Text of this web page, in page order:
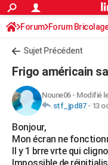
ACTUALITÉS
Politique
Société
Faits Divers
Education
Monde
Villes
+
FINANCE
Retraite
Impôts
Epargne
Immobilier
Risques naturels par ville
Banque
Assurance
Crédit
AUTO
Essais
Réserver un essai
Citadines
Berlines
SUV
Forum auto
+HIGH-TECH
Mobiles
Meilleur smartphone
Internet
Ordinateurs
Jeux vidéo
Guide high-tech
+BRICOLAGE
Forum Forum Bricolage
Sujet Précédent
Frigo américain
Noune06- Modifié
stf_jpd87- 13
Bonjour,
Mon écran ne
Il y 1 brre vrte qui